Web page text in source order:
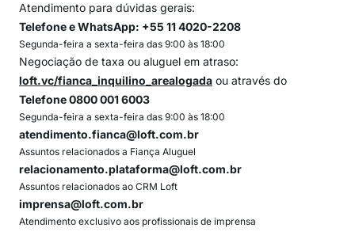
Atendimento para dúvidas gerais:
Telefone e WhatsApp: +55 11 4020-2208
Segunda-feira a sexta-feira das 9:00 às 18:00
Negociação de taxa ou aluguel em atraso:
loft.vc/fianca_inquilino_arealogada ou através do
Telefone 0800 001 6003
Segunda-feira a sexta-feira das 9:00 às 18:00
atendimento.fianca@loft.com.br
Assuntos relacionados a Fiança Aluguel
relacionamento.plataforma@loft.com.br
Assuntos relacionados ao CRM Loft
imprensa@loft.com.br
Atendimento exclusivo aos profissionais de imprensa